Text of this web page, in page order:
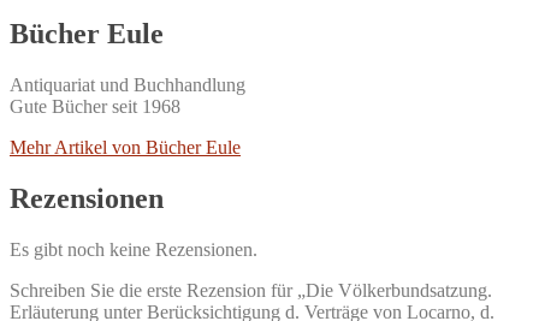
Bücher Eule
Antiquariat und Buchhandlung
Gute Bücher seit 1968
Mehr Artikel von Bücher Eule
Rezensionen
Es gibt noch keine Rezensionen.
Schreiben Sie die erste Rezension für „Die Völkerbundsatzung.
Erläuterung unter Berücksichtigung d. Verträge von Locarno, d.